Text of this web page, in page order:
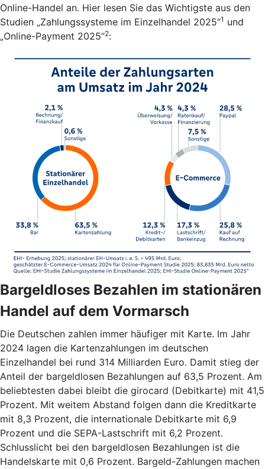
Online-Handel an. Hier lesen Sie das Wichtigste aus den
Studien „Zahlungssysteme im Einzelhandel 2025“1 und
„Online-Payment 2025“2:
Bargeldloses Bezahlen im stationären
Handel auf dem Vormarsch
Die Deutschen zahlen immer häufiger mit Karte. Im Jahr
2024 lagen die Kartenzahlungen im deutschen
Einzelhandel bei rund 314 Milliarden Euro. Damit stieg der
Anteil der bargeldlosen Bezahlungen auf 63,5 Prozent. Am
beliebtesten dabei bleibt die girocard (Debitkarte) mit 41,5
Prozent. Mit weitem Abstand folgen dann die Kreditkarte
mit 8,3 Prozent, die internationale Debitkarte mit 6,9
Prozent und die SEPA-Lastschrift mit 6,2 Prozent.
Schlusslicht bei den bargeldlosen Bezahlungen ist die
Handelskarte mit 0,6 Prozent. Bargeld-Zahlungen machen